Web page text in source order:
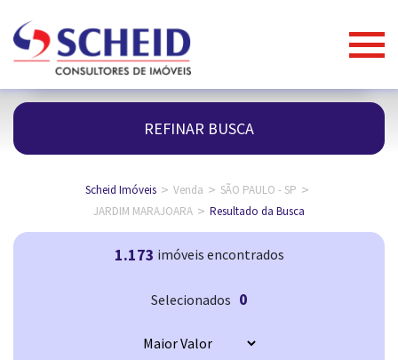
REFINAR BUSCA
Scheid Imóveis > Venda > SÃO PAULO - SP >
JARDIM MARAJOARA > Resultado da Busca
1.173 imóveis encontrados
Selecionados 0